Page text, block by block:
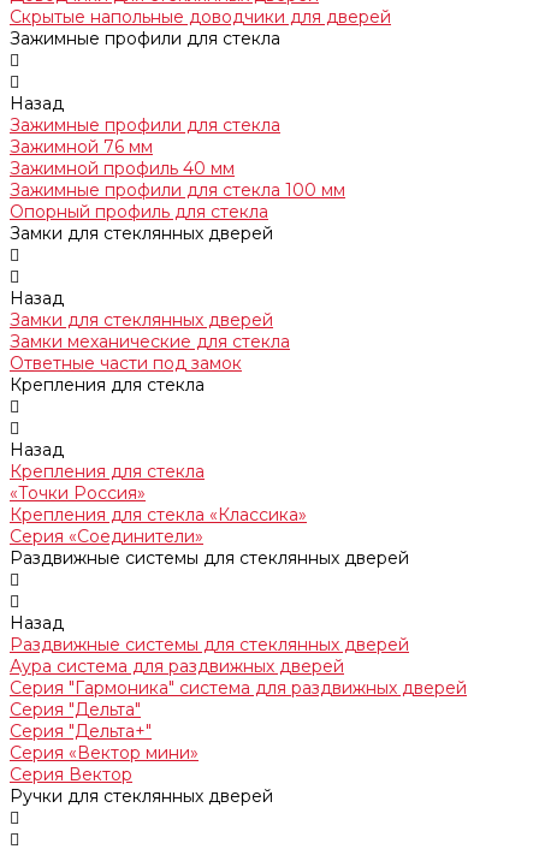
Скрытые напольные доводчики для дверей
Зажимные профили для стекла
Назад
Зажимные профили для стекла
Зажимной 76 мм
Зажимной профиль 40 мм
Зажимные профили для стекла 100 мм
Опорный профиль для стекла
Замки для стеклянных дверей
Назад
Замки для стеклянных дверей
Замки механические для стекла
Ответные части под замок
Крепления для стекла
Назад
Крепления для стекла
«Точки Россия»
Крепления для стекла «Классика»
Серия «Соединители»
Раздвижные системы для стеклянных дверей
Назад
Раздвижные системы для стеклянных дверей
Аура система для раздвижных дверей
Серия "Гармоника" система для раздвижных дверей
Серия "Дельта"
Серия "Дельта+"
Серия «Вектор мини»
Серия Вектор
Ручки для стеклянных дверей